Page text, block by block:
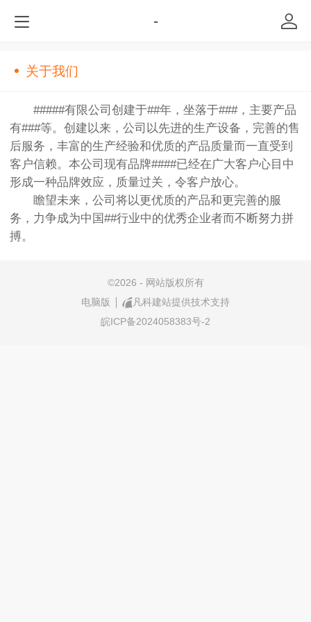
-
关于我们
#####有限公司创建于##年，坐落于###，主要产品
有###等。创建以来，公司以先进的生产设备，完善的售
后服务，丰富的生产经验和优质的产品质量而一直受到
客户信赖。本公司现有品牌####已经在广大客户心目中
形成一种品牌效应，质量过关，令客户放心。
瞻望未来，公司将以更优质的产品和更完善的服
务，力争成为中国##行业中的优秀企业者而不断努力拼
搏。
©2026 - 网站版权所有
电脑版
凡科建站提供技术支持
皖ICP备2024058383号-2